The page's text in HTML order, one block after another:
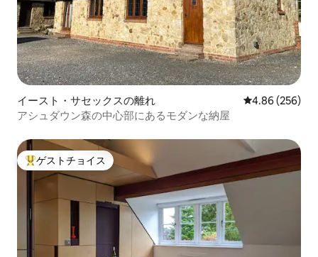
イースト・サセックスの離れ レビュー256
4.86 (256)
アシュダウン森の中心部にあるモダンな納屋
大好評のゲストチョイスです。
ゲストチョイス